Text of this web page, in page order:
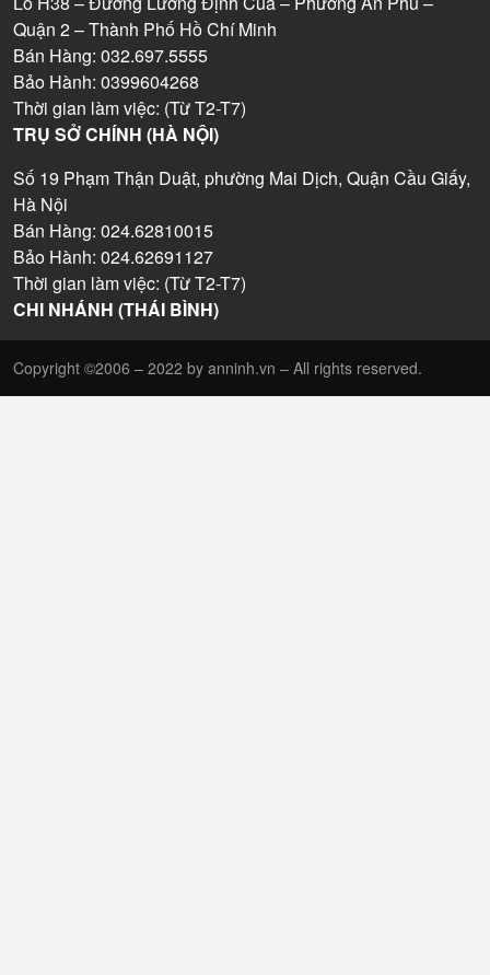
Quận 2 – Thành Phố Hồ Chí Minh
Bán Hàng: 032.697.5555
Bảo Hành: 0399604268
Thời gian làm việc: (Từ T2-T7)
TRỤ SỞ CHÍNH (HÀ NỘI)
Số 19 Phạm Thận Duật, phường Mai Dịch, Quận Cầu Giấy,
Hà Nội
Bán Hàng: 024.62810015
Bảo Hành: 024.62691127
Thời gian làm việc: (Từ T2-T7)
CHI NHÁNH (THÁI BÌNH)
Copyright ©2006 – 2022 by anninh.vn – All rights reserved.